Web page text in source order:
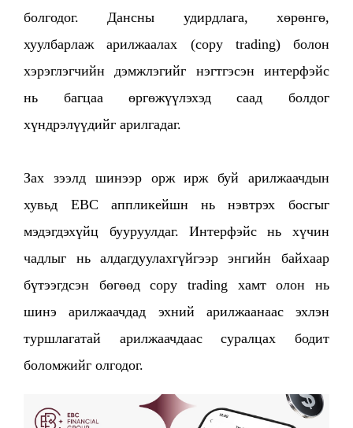
болгодог. Дансны удирдлага, хөрөнгө,
хуулбарлаж арилжаалах (copy trading) болон
хэрэглэгчийн дэмжлэгийг нэгтгэсэн интерфэйс
нь багцаа өргөжүүлэхэд саад болдог
хүндрэлүүдийг арилгадаг.
Зах зээлд шинээр орж ирж буй арилжаачдын
хувьд EBC аппликейшн нь нэвтрэх босгыг
мэдэгдэхүйц бууруулдаг. Интерфэйс нь хүчин
чадлыг нь алдагдуулахгүйгээр энгийн байхаар
бүтээгдсэн бөгөөд copy trading хамт олон нь
шинэ арилжаачдад эхний арилжаанаас эхлэн
туршлагатай арилжаачдаас суралцах бодит
боломжийг олгодог.